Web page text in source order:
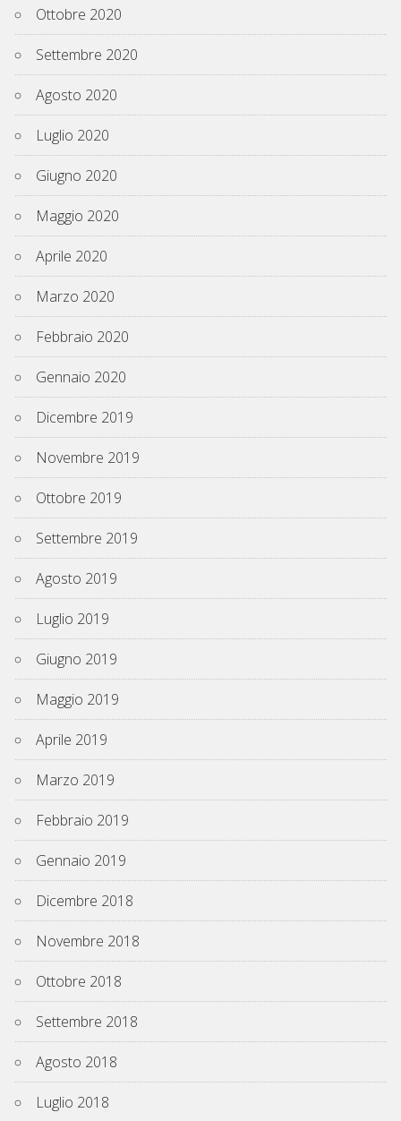
Ottobre 2020
Settembre 2020
Agosto 2020
Luglio 2020
Giugno 2020
Maggio 2020
Aprile 2020
Marzo 2020
Febbraio 2020
Gennaio 2020
Dicembre 2019
Novembre 2019
Ottobre 2019
Settembre 2019
Agosto 2019
Luglio 2019
Giugno 2019
Maggio 2019
Aprile 2019
Marzo 2019
Febbraio 2019
Gennaio 2019
Dicembre 2018
Novembre 2018
Ottobre 2018
Settembre 2018
Agosto 2018
Luglio 2018